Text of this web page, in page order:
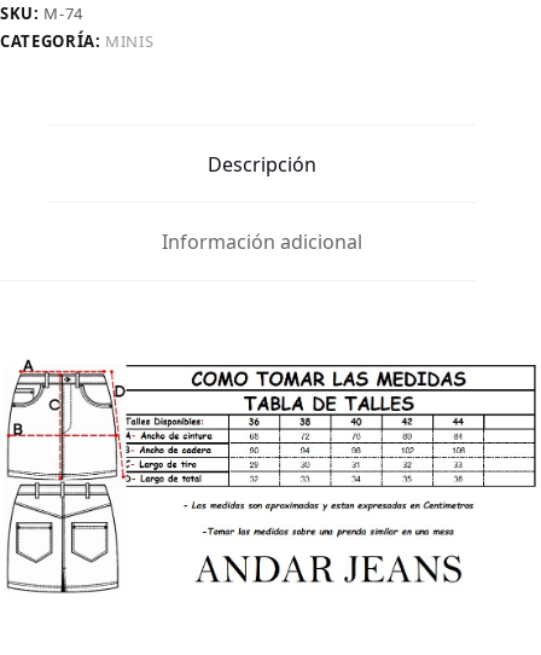
Tachas
Tiro
SKU: M-74
CATEGORÍA: MINIS
Descripción
Información adicional